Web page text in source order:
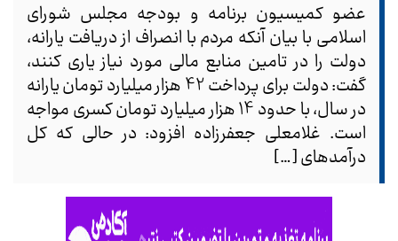
عضو کمیسیون برنامه و بودجه مجلس شورای
اسلامی با بیان آنکه مردم با انصراف از دریافت یارانه،
دولت را در تامین منابع مالی مورد نیاز یاری کنند،
گفت: دولت برای پرداخت 42 هزار میلیارد تومان یارانه
در سال، با حدود 14 هزار میلیارد تومان کسری مواجه
است. غلامعلی جعفرزاده افزود: در حالی که کل
درآمدهای […]